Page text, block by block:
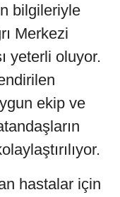
bilgileriyle
Merkezi
yeterli oluyor.
ekip ve
hastalar için